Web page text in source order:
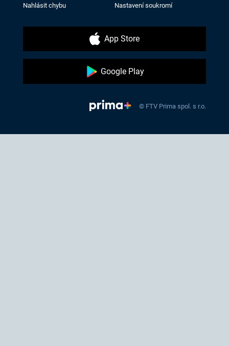
Nahlásit chybu Nastavení soukromí
App Store
Google Play
© FTV Prima spol. s r.o.